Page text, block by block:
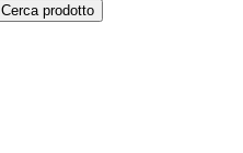
Cerca prodotto